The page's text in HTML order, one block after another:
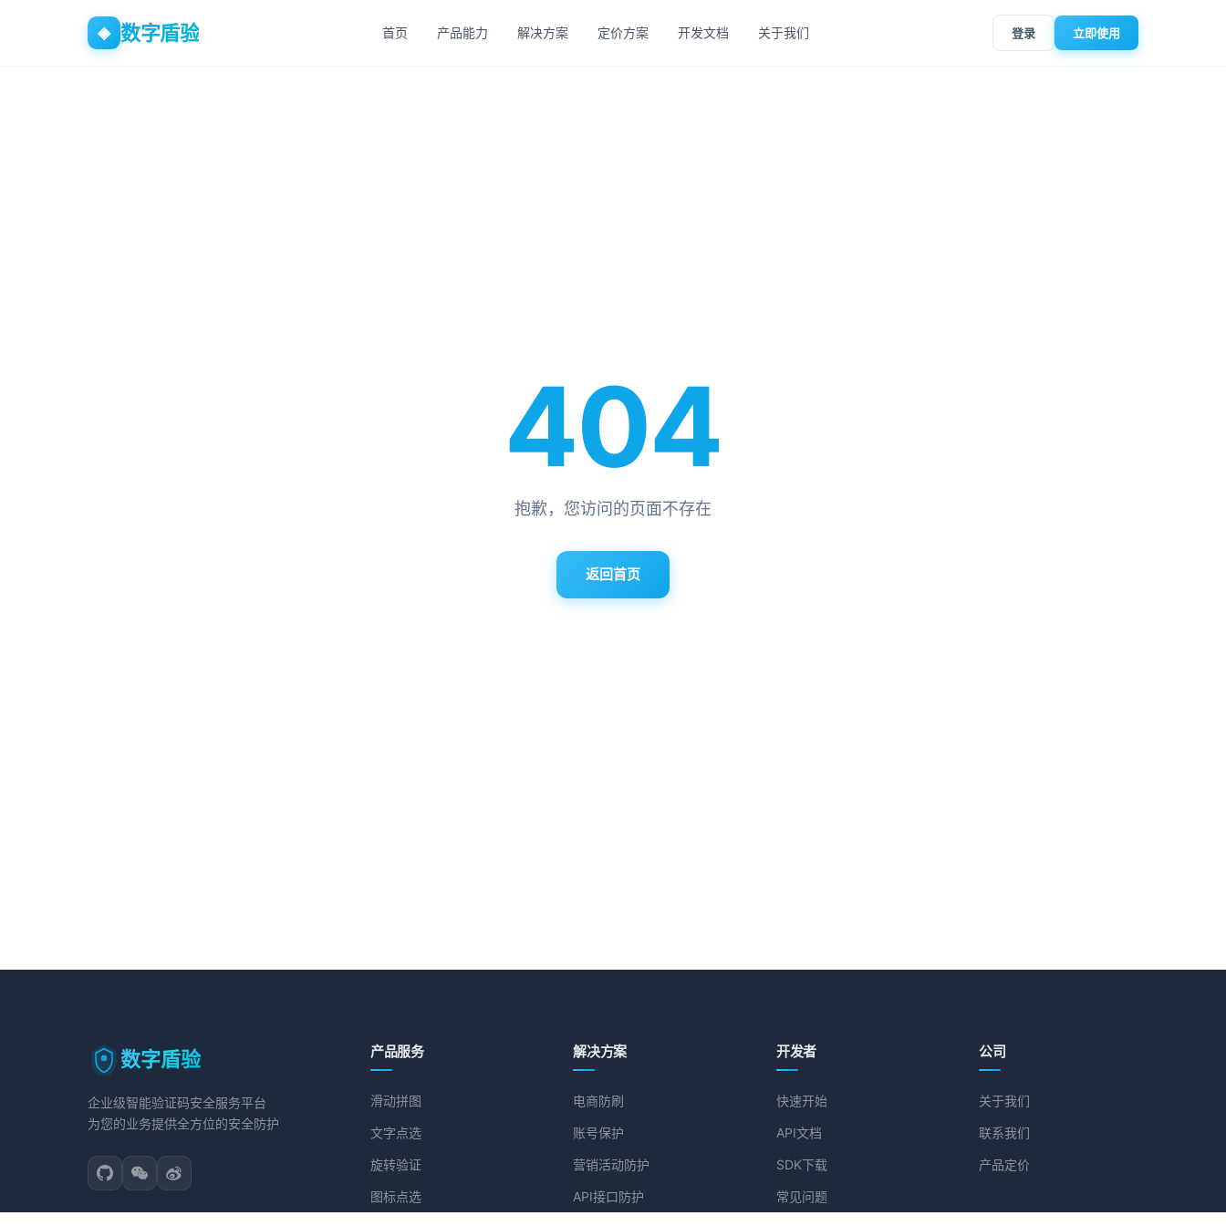
◈ 数字盾验 首页 产品能力 解决方案 定价方案 开发文档 关于我们 登录 立即使用
404
抱歉，您访问的页面不存在
返回首页
数字盾验
企业级智能验证码安全服务平台
为您的业务提供全方位的安全防护
产品服务
滑动拼图
文字点选
旋转验证
图标点选
解决方案
电商防刷
账号保护
营销活动防护
API接口防护
开发者
快速开始
API文档
SDK下载
常见问题
公司
关于我们
联系我们
产品定价